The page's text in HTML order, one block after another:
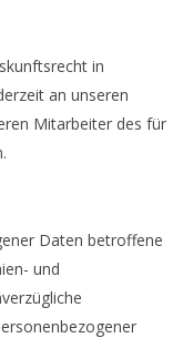
in
an unseren
Mitarbeiter des für
Daten betroffene
und